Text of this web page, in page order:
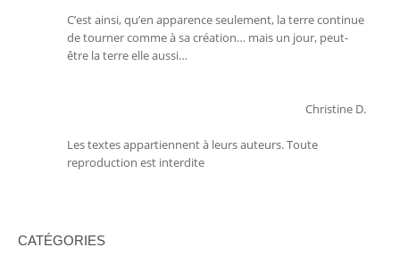
C’est ainsi, qu’en apparence seulement, la terre continue
de tourner comme à sa création… mais un jour, peut-
être la terre elle aussi…
Christine D.
Les textes appartiennent à leurs auteurs. Toute
reproduction est interdite
CATÉGORIES